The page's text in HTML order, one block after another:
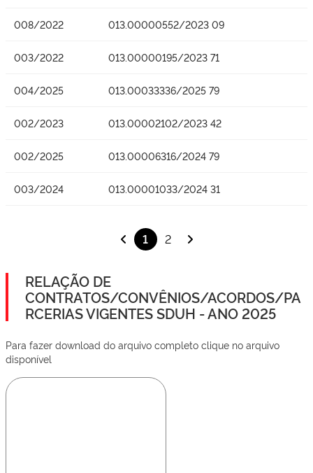
008/2022 013.00000552/2023 09
003/2022 013.00000195/2023 71
004/2025 013.00033336/2025 79
002/2023 013.00002102/2023 42
002/2025 013.00006316/2024 79
003/2024 013.00001033/2024 31
1 2
RELAÇÃO DE
CONTRATOS/CONVÊNIOS/ACORDOS/PA
RCERIAS VIGENTES SDUH - ANO 2025
Para fazer download do arquivo completo clique no arquivo
disponível